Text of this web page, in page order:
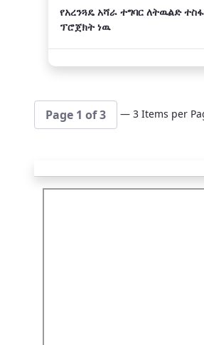
የአረንጓዴ አሻራ ተግባር ለትዉልድ
ፕሮጀክት ነዉ
Page 1 of 3 — 3 Items per